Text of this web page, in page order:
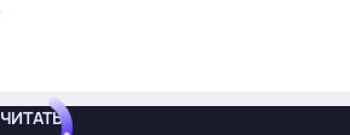
ЧИТАТЬ